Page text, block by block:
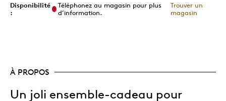
Disponibilité
:
Téléphonez au magasin pour plus
d’information.
Trouver un
magasin
À PROPOS
Un joli ensemble-cadeau pour